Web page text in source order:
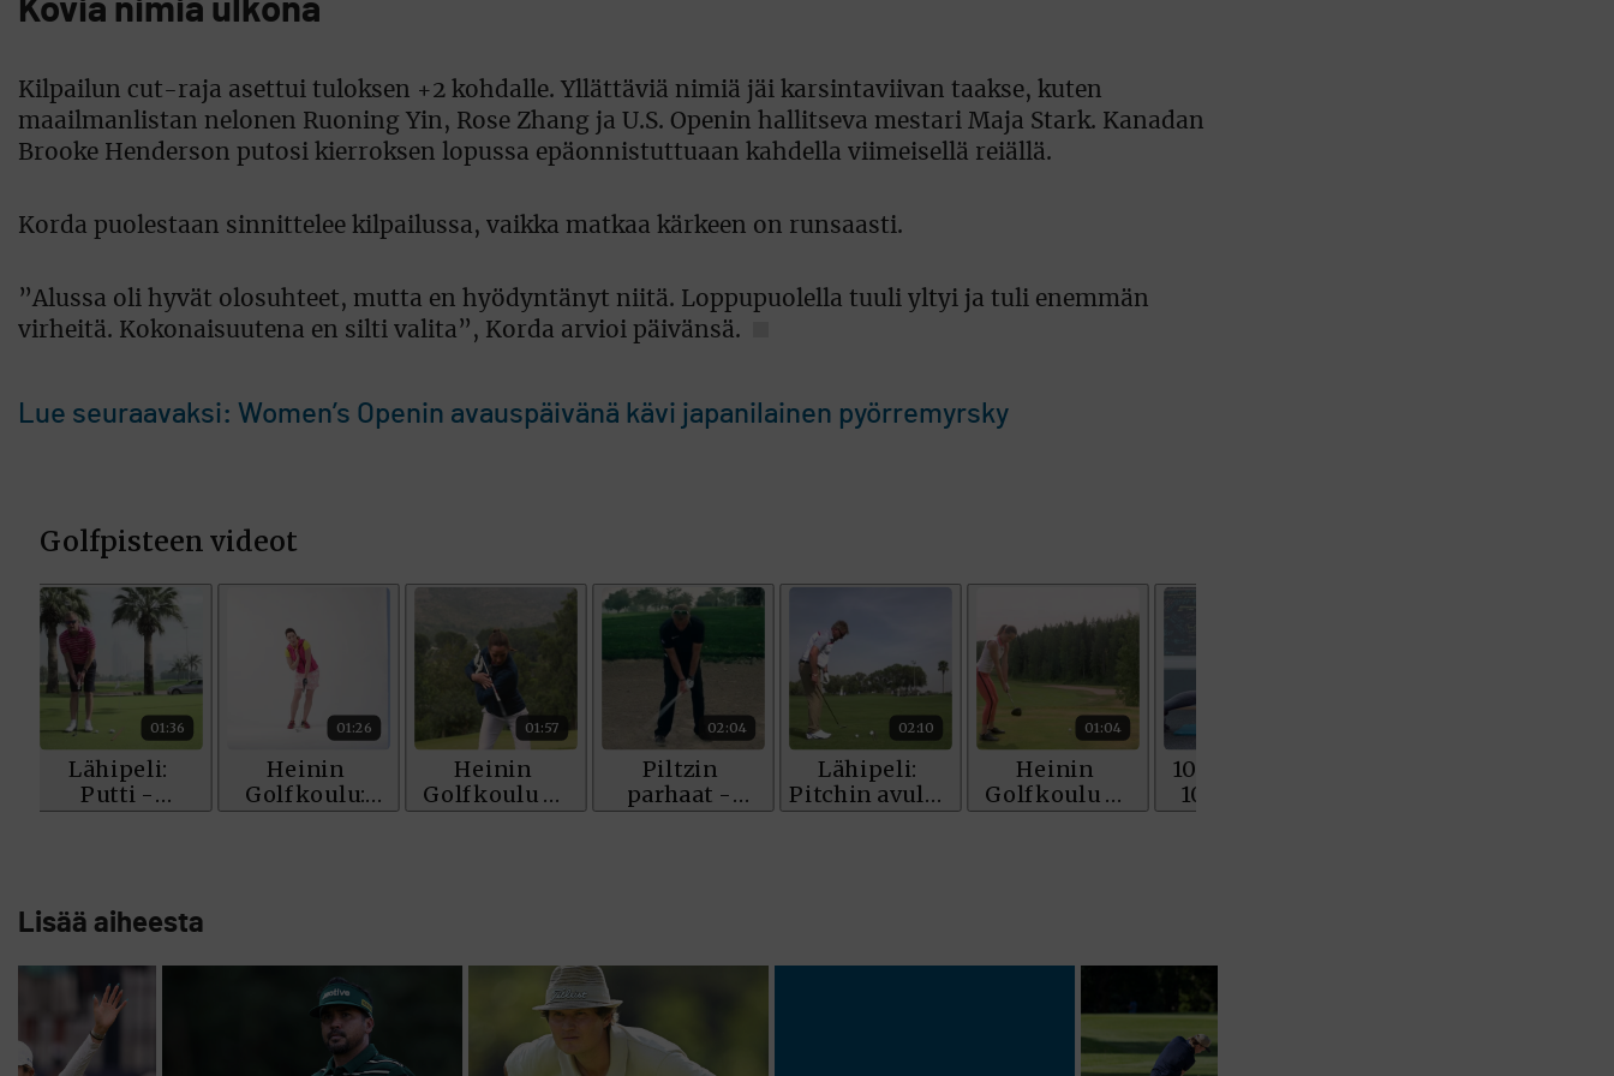
Kovia nimiä ulkona
Kilpailun cut-raja asettui tuloksen +2 kohdalle. Yllättäviä nimiä jäi karsintaviivan taakse, kuten
maailmanlistan nelonen Ruoning Yin, Rose Zhang ja U.S. Openin hallitseva mestari Maja Stark. Kanadan
Brooke Henderson putosi kierroksen lopussa epäonnistuttuaan kahdella viimeisellä reiällä.
Korda puolestaan sinnittelee kilpailussa, vaikka matkaa kärkeen on runsaasti.
”Alussa oli hyvät olosuhteet, mutta en hyödyntänyt niitä. Loppupuolella tuuli yltyi ja tuli enemmän
virheitä. Kokonaisuutena en silti valita”, Korda arvioi päivänsä.
Lue seuraavaksi: Women’s Openin avauspäivänä kävi japanilainen pyörremyrsky
Lisää aiheesta